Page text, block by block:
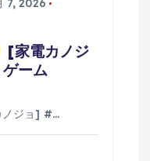
7, 2026
[家電カノジ
ーム
ノジョ] #…